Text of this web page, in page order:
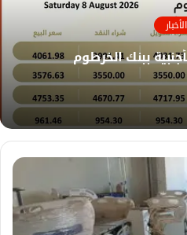
ا
ل
و
ي
ب
ك
الأخبار
ببنك الخرطوم